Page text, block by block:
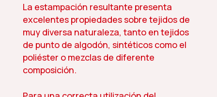
La estampación resultante presenta
excelentes propiedades sobre tejidos de
muy diversa naturaleza, tanto en tejidos
de punto de algodón, sintéticos como el
poliéster o mezclas de diferente
composición.